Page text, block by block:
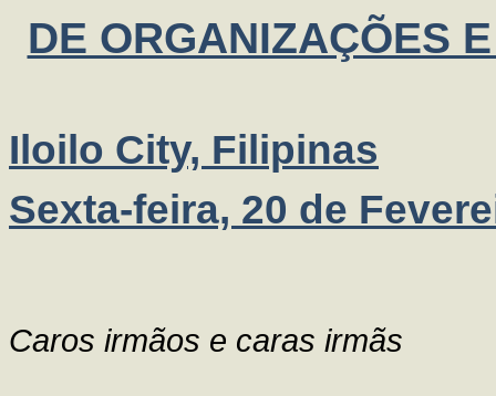
DE ORGANIZAÇÕES
Iloilo City, Filipinas
Sexta-feira, 20 de
Caros irmãos e caras irmãs